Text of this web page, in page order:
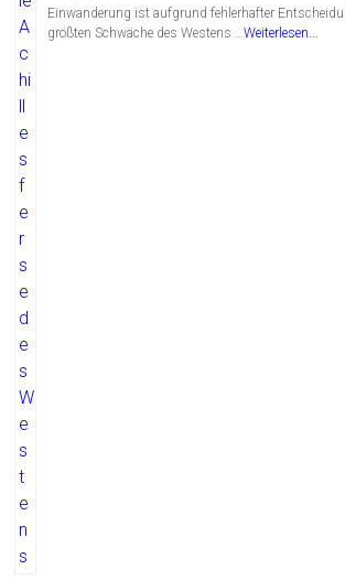
Einwanderung ist aufgrund fehlerhafter
größten Schwäche des Westens …Weiterlesen...